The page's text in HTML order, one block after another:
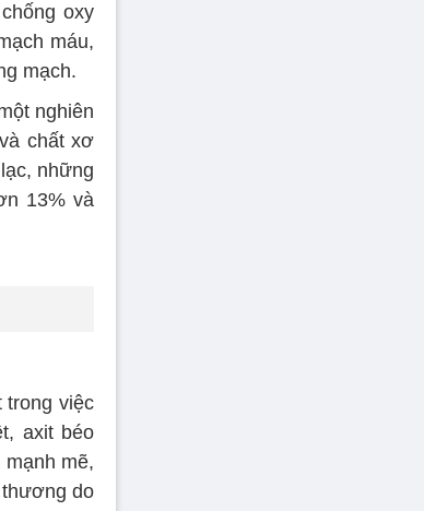
oxy
máu,
mạch.
nghiên
chất xơ
những
13% và
trong việc
axit béo
mẽ,
do